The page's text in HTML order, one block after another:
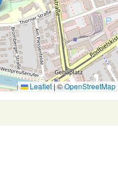
Leaflet|©OpenStreetMap